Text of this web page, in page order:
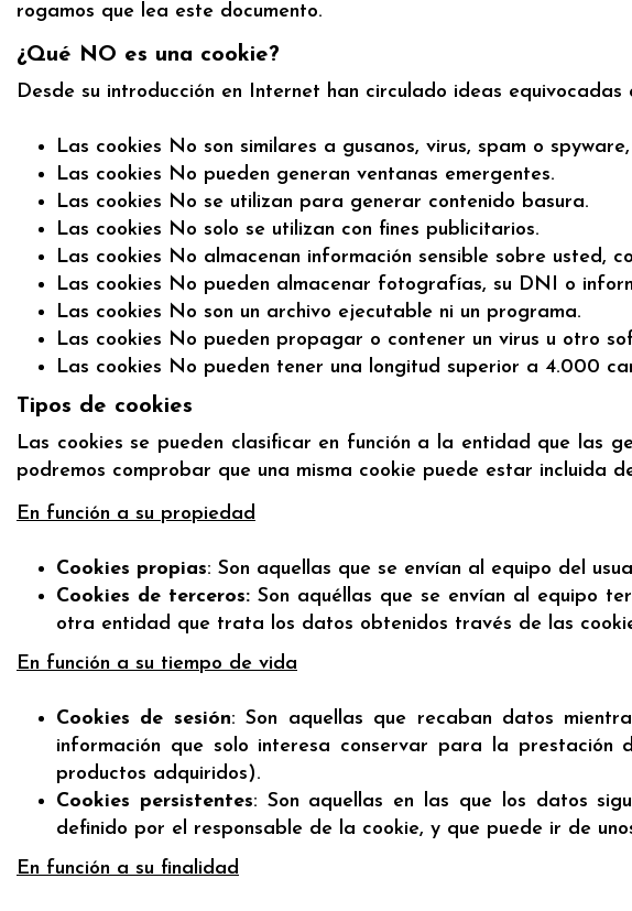
rogamos que lea este documento.
¿Qué NO es una cookie?
Desde su introducción en Internet han circulado ideas
Las cookies No son similares a gusanos, virus, spam o
Las cookies No pueden generan ventanas emergentes.
Las cookies No se utilizan para generar contenido basura.
Las cookies No solo se utilizan con fines publicitarios.
Las cookies No almacenan información sensible sobre
Las cookies No pueden almacenar fotografías, su DNI o
Las cookies No son un archivo ejecutable ni un programa.
Las cookies No pueden propagar o contener un virus u otro
Las cookies No pueden tener una longitud superior a 4.000
Tipos de cookies
Las cookies se pueden clasificar en función a la entidad que las
podremos comprobar que una misma cookie puede estar incluida
En función a su propiedad
Cookies propias: Son aquellas que se envían al equipo del
Cookies de terceros:Son aquéllas que se envían al equipo
otra entidad que trata los datos obtenidos través de las
En función a su tiempo de vida
Cookies de sesión: Son aquellas que recaban datos
información que solo interesa conservar para la
productos adquiridos).
Cookies persistentes: Son aquellas en las que los datos
definido por el responsable de la cookie, y que puede ir de
En función a su finalidad